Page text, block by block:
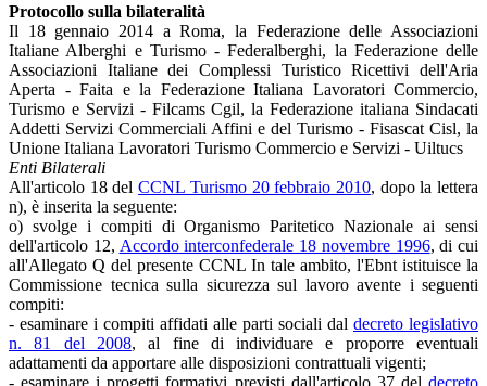
Protocollo sulla bilateralità
Il 18 gennaio 2014 a Roma, la Federazione delle Associazioni
Italiane Alberghi e Turismo - Federalberghi, la Federazione delle
Associazioni Italiane dei Complessi Turistico Ricettivi dell'Aria
Aperta - Faita e la Federazione Italiana Lavoratori Commercio,
Turismo e Servizi - Filcams Cgil, la Federazione italiana Sindacati
Addetti Servizi Commerciali Affini e del Turismo - Fisascat Cisl, la
Unione Italiana Lavoratori Turismo Commercio e Servizi - Uiltucs
Enti Bilaterali
All'articolo 18 delCCNL Turismo 20 febbraio 2010, dopo la lettera
n), è inserita la seguente:
o) svolge i compiti di Organismo Paritetico Nazionale ai sensi
dell'articolo 12, Accordo interconfederale 18 novembre 1996, di cui
all'Allegato Q del presente CCNL In tale ambito, l'Ebnt istituisce la
Commissione tecnica sulla sicurezza sul lavoro avente i seguenti
compiti:
- esaminare i compiti affidati alle parti sociali dal decreto legislativo
n. 81 del 2008, al fine di individuare e proporre eventuali
adattamenti da apportare alle disposizioni contrattuali vigenti;
- esaminare i progetti formativi previsti dall'articolo 37 del decreto